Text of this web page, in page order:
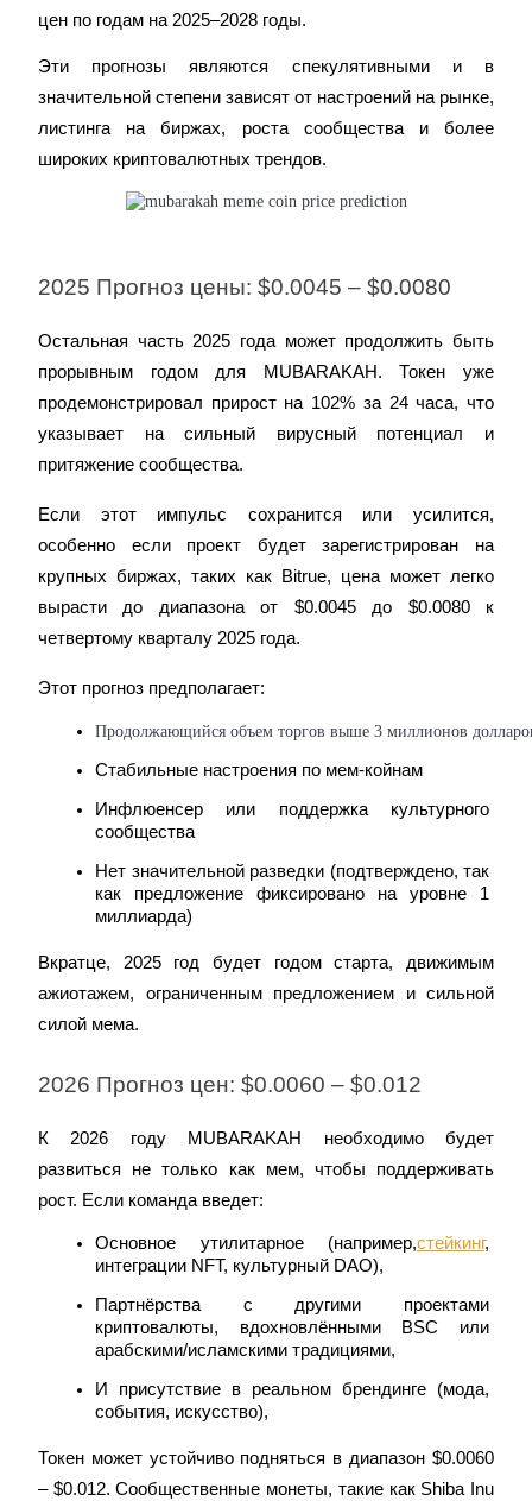
Получите долгосрочную прибыль и гибкие проценты
Изучите стейкинг
Узнайте о пассивном доходе
Bitrue
AI
Bitrue Партнеры
До 65% комиссии!
Реферал
вознаграждения
цен по годам на 2025–2028 годы.
Эти прогнозы являются спекулятивными и в
значительной степени зависят от настроений на рынке,
листинга на биржах, роста сообщества и более
широких криптовалютных трендов.
2025 Прогноз цены: $0.0045 – $0.0080
Остальная часть 2025 года может продолжить быть
прорывным годом для MUBARAKAH. Токен уже
продемонстрировал прирост на 102% за 24 часа, что
указывает на сильный вирусный потенциал и
притяжение сообщества.
Если этот импульс сохранится или усилится,
особенно если проект будет зарегистрирован на
крупных биржах, таких как Bitrue, цена может легко
вырасти до диапазона от $0.0045 до $0.0080 к
четвертому кварталу 2025 года.
Этот прогноз предполагает:
Продолжающийся объем торгов выше 3 миллионов
Стабильные настроения по мем-койнам
Инфлюенсер или поддержка культурного
сообщества
Нет значительной разведки (подтверждено, так
как предложение фиксировано на уровне 1
миллиарда)
Вкратце, 2025 год будет годом старта, движимым
ажиотажем, ограниченным предложением и сильной
силой мема.
2026 Прогноз цен: $0.0060 – $0.012
К 2026 году MUBARAKAH необходимо будет
развиться не только как мем, чтобы поддерживать
рост. Если команда введет:
Основное утилитарное (например,стейкинг,
интеграции NFT, культурный DAO),
Партнёрства с другими проектами
криптовалюты, вдохновлёнными BSC или
арабскими/исламскими традициями,
И присутствие в реальном брендинге (мода,
события, искусство),
Токен может устойчиво подняться в диапазон $0.0060
– $0.012. Сообщественные монеты, такие как Shiba Inu